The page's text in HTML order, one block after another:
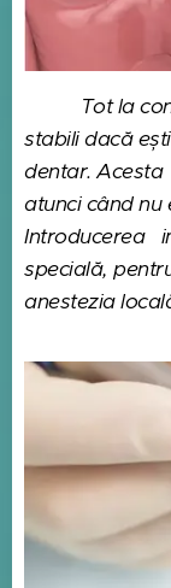
Tot la
stabili dacă
dentar.
atunci când nu
Introducerea
specială,
anestezia